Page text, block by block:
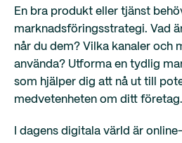
En bra produkt eller tjänst
marknadsföringsstrategi. Vad
når du dem? Vilka kanaler och
använda? Utforma en tydlig
som hjälper dig att nå ut till
medvetenheten om ditt företag.
I dagens digitala värld är